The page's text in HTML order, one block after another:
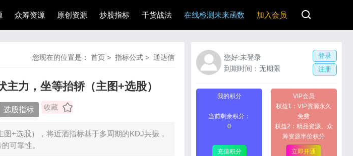
众筹资源 原创资源 炒股指标 干货战法 在线检测未来函数 加入会员
您好:未登录
到期时间：无期限
登录
注册
我的积分
当前剩余积分：
0
充值积分
VIP会员
权益1：VIP资源永久
免费
权益2：精品资源、众
筹资源半价积分
立即开通
您现在的位置是： 首页 > 指标公式 > 通达信
力，坐等抬轿（主图+选股）
选股指标 收藏
+选股），将近酒指标基于多周期的KDJ共振，
可靠性。